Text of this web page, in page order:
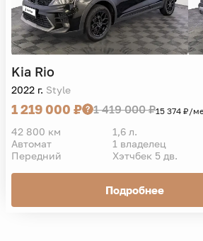
Kia Rio
2022 г. Style
1 219 000 ₽ 1 419 000 ₽15 374 ₽/
42 800 км 1,6 л.
Автомат
1 владелец
Передний
Хэтчбек 5 дв.
Подробнее